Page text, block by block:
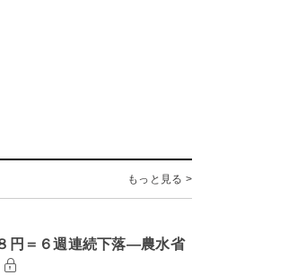
もっと見る >
円＝６週連続下落―農水省